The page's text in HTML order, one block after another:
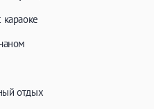
караоке
отдых